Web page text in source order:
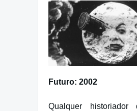
Futuro: 2002
Qualquer historiador